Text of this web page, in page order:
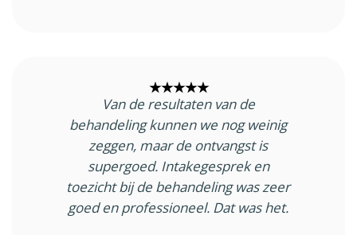
★★★★★
Van de resultaten van de
behandeling kunnen we nog weinig
zeggen, maar de ontvangst is
supergoed. Intakegesprek en
toezicht bij de behandeling was zeer
goed en professioneel. Dat was het.